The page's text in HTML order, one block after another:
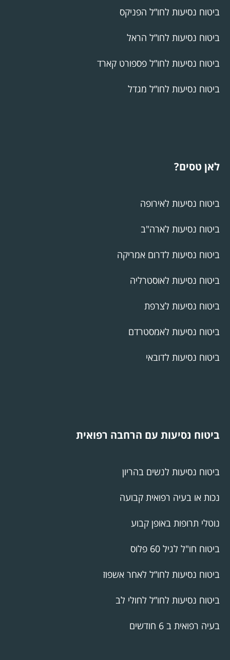
ביטוח נסיעות לחו”ל הפניקס
ביטוח נסיעות לחו”ל הראל
ביטוח נסיעות לחו”ל פספורט קארד
ביטוח נסיעות לחו”ל מגדל
לאן טסים?
ביטוח נסיעות לאירופה
ביטוח נסיעות לארה"ב
ביטוח נסיעות לדרום אמריקה
ביטוח נסיעות לאוסטרליה
ביטוח נסיעות לצרפת
ביטוח נסיעות לאמסטרדם
ביטוח נסיעות לדובאי
ביטוח נסיעות עם הרחבה רפואית
ביטוח נסיעות לנשים בהריון
נכות או בעיה רפואית קבועה
נוטלי תרופות באופן קבוע
ביטוח חו"ל לגיל 60 פלוס
ביטוח נסיעות לחו”ל לאחר אשפוז
ביטוח נסיעות לחו”ל לחולי לב
בעיה רפואית ב 6 חודשים